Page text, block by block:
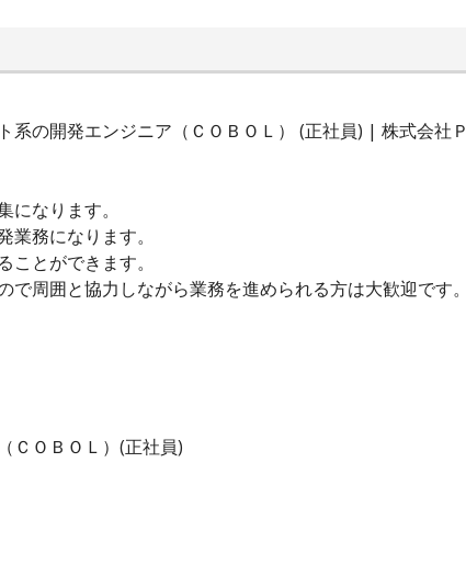
系の開発エンジニア（ＣＯＢＯＬ） (正社員) | 株式会社
なります。
務になります。
とができます。
周囲と協力しながら業務を進められる方は大歓迎です。
ＣＯＢＯＬ）(正社員)